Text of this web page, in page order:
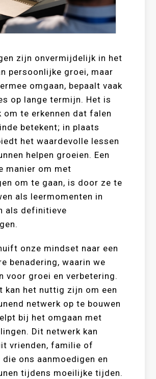
zijn onvermijdelijk in het
persoonlijke groei, maar
omgaan, bepaalt vaak
op lange termijn. Het is
om te erkennen dat falen
betekent; in plaats
het waardevolle lessen
helpen groeien. Een
manier om met
om te gaan, is door ze te
als leermomenten in
als definitieve
onze mindset naar een
benadering, waarin we
voor groei en verbetering.
kan het nuttig zijn om een
netwerk op te bouwen
bij het omgaan met
Dit netwerk kan
vrienden, familie of
die ons aanmoedigen en
tijdens moeilijke tijden.